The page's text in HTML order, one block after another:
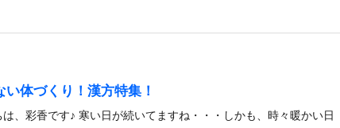
い体づくり！漢方特集！
、彩香です♪ 寒い日が続いてますね・・・しかも、時々暖かい日